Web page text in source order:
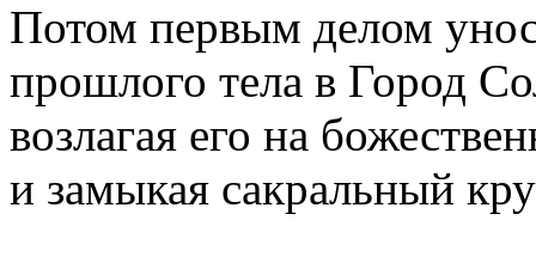
Потом первым делом
прошлого тела в Город
возлагая его на
и замыкая сакральный